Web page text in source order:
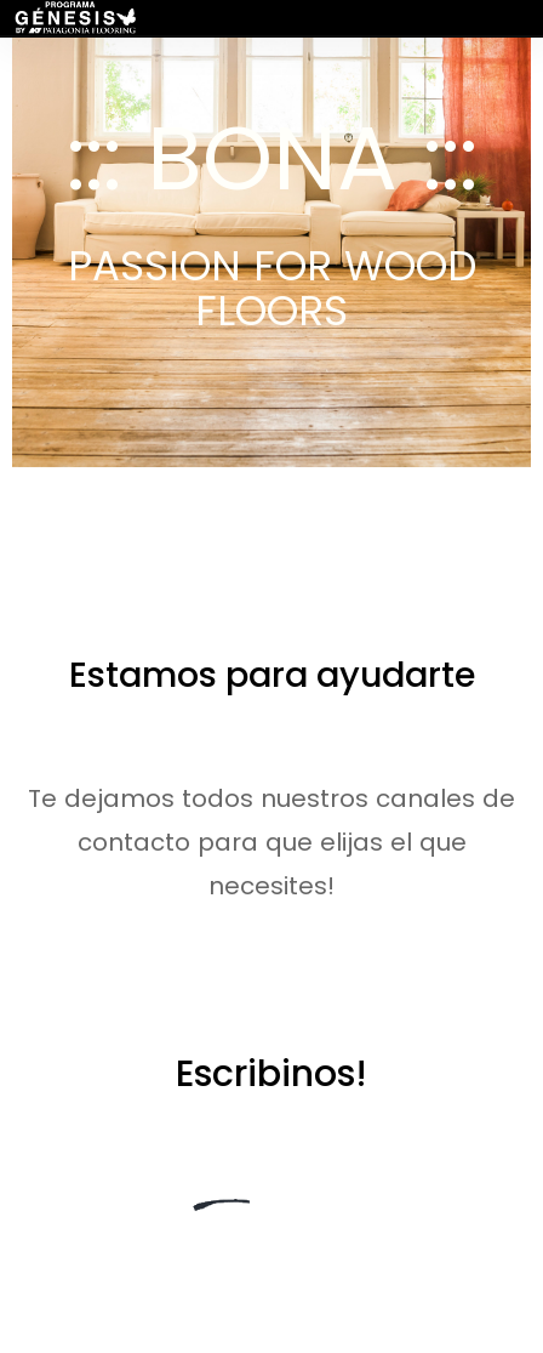
::: BONA :::
PASSION FOR WOOD
FLOORS
Estamos para ayudarte
Te dejamos todos nuestros canales de
contacto para que elijas el que
necesites!
Escribinos!